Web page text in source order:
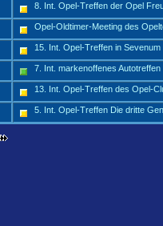
8. Int. Opel-Treffen der Opel
Opel-Oldtimer-Meeting des
15. Int. Opel-Treffen in Sevenum
7. Int. markenoffenes Autotreffen
13. Int. Opel-Treffen des Opel-
5. Int. Opel-Treffen Die dritte